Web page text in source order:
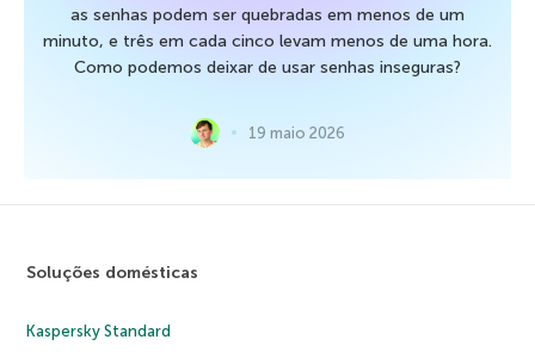
as senhas podem ser quebradas em menos de um
minuto, e três em cada cinco levam menos de uma hora.
Como podemos deixar de usar senhas inseguras?
19 maio 2026
Soluções domésticas
Kaspersky Standard